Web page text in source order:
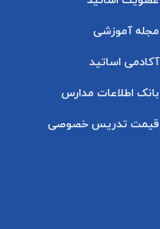
مجله آموزشی
آکادمی اساتید
بانک اطلاعات مدارس
قیمت تدریس خصوصی